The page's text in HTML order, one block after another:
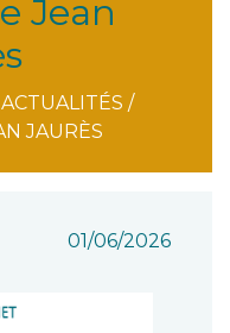
Jean
ACTUALITÉS /
JAURÈS
01/06/2026